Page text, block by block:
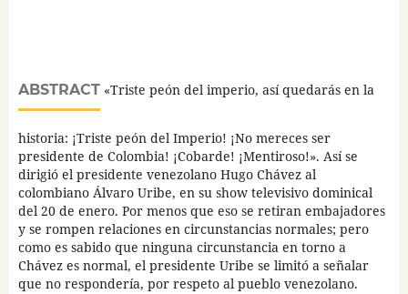
ABSTRACT«Triste peón del imperio, así quedarás en la
historia: ¡Triste peón del Imperio! ¡No mereces ser
presidente de Colombia! ¡Cobarde! ¡Mentiroso!». Así se
dirigió el presidente venezolano Hugo Chávez al
colombiano Álvaro Uribe, en su show televisivo dominical
del 20 de enero. Por menos que eso se retiran embajadores
y se rompen relaciones en circunstancias normales; pero
como es sabido que ninguna circunstancia en torno a
Chávez es normal, el presidente Uribe se limitó a señalar
que no respondería, por respeto al pueblo venezolano.